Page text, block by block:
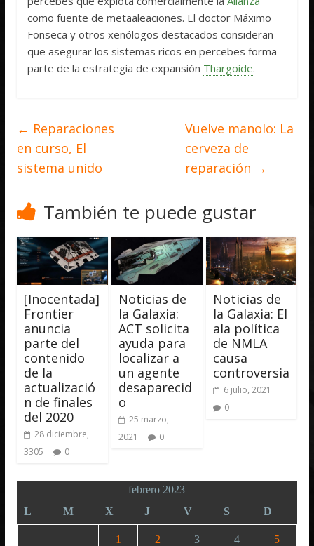
como fuente de metaaleaciones. El doctor Máximo
Fonseca y otros xenólogos destacados consideran
que asegurar los sistemas ricos en percebes forma
parte de la estrategia de expansión Thargoide.
← Reparaciones
en curso, El
sistema unido
Vuelve manolo: La
cerveza de
reparación →
También te puede gustar
[Inocentada]
Frontier
anuncia
parte del
contenido
de la
actualizació
n de finales
del 2020
28 diciembre,
3305
0
Noticias de
la Galaxia:
ACT solicita
ayuda para
localizar a
un agente
desaparecid
o
25 marzo,
2021
0
Noticias de
la Galaxia: El
ala política
de NMLA
causa
controversia
6 julio, 2021
0
febrero 2023
L
M X J V S D
1 2 3 4 5